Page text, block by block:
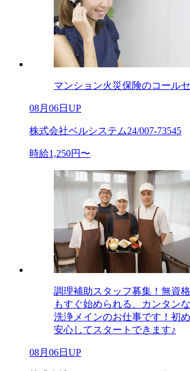
マンション火災保険のコール
08月06日UP
株式会社ベルシステム24/007-73545
時給1,250円〜
調理補助スタッフ募集！無資
もすぐ始められる、カンタン
洗浄メインのお仕事です！初
安心してスタートできます♪
08月06日UP